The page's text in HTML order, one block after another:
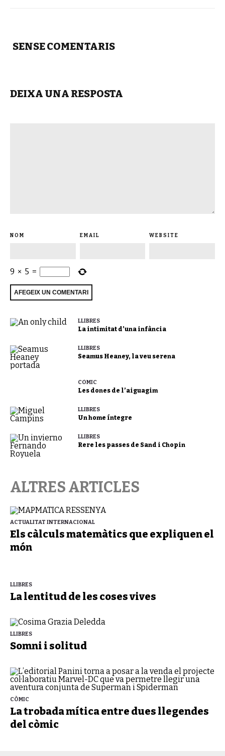
SENSE COMENTARIS
DEIXA UNA RESPOSTA
NOM EMAIL WEBSITE
9 × 5 =
LLIBRES
La intimitat d’una infància
LLIBRES
Seamus Heaney, la veu serena
CÒMIC
Les dones de l’aiguagim
LLIBRES
Un home íntegre
LLIBRES
Rere les passes de Sand i Chopin
ALTRES ARTICLES
ACTUALITAT INTERNACIONAL
Els càlculs matemàtics que expliquen el
món
LLIBRES
La lentitud de les coses vives
LLIBRES
Somni i solitud
CÒMIC
La trobada mítica entre dues llegendes
del còmic